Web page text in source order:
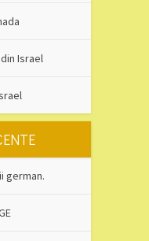
Israel
german.